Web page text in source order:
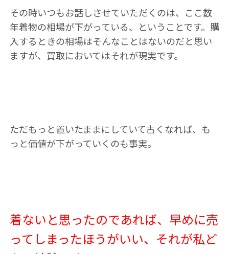
その時いつもお話しさせていただくのは、ここ数
年着物の相場が下がっている、ということです。購
入するときの相場はそんなことはないのだと思い
ますが、買取においてはそれが現実です。
ただもっと置いたままにしていて古くなれば、も
っと価値が下がっていくのも事実。
着ないと思ったのであれば、早めに売
ってしまったほうがいい、それが私ど